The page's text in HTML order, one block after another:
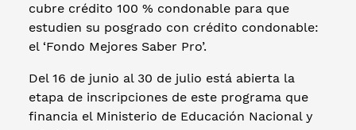
cubre crédito 100 % condonable para que
estudien su posgrado con crédito condonable:
el ‘Fondo Mejores Saber Pro’.
Del 16 de junio al 30 de julio está abierta la
etapa de inscripciones de este programa que
financia el Ministerio de Educación Nacional y